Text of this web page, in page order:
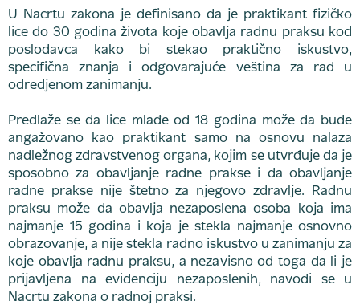
U Nacrtu zakona je definisano da je praktikant fizičko
lice do 30 godina života koje obavlja radnu praksu kod
poslodavca kako bi stekao praktično iskustvo,
specifična znanja i odgovarajuće veština za rad u
odredjenom zanimanju.
Predlaže se da lice mlađe od 18 godina može da bude
angažovano kao praktikant samo na osnovu nalaza
nadležnog zdravstvenog organa, kojim se utvrđuje da je
sposobno za obavljanje radne prakse i da obavljanje
radne prakse nije štetno za njegovo zdravlje. Radnu
praksu može da obavlja nezaposlena osoba koja ima
najmanje 15 godina i koja je stekla najmanje osnovno
obrazovanje, a nije stekla radno iskustvo u zanimanju za
koje obavlja radnu praksu, a nezavisno od toga da li je
prijavljena na evidenciju nezaposlenih, navodi se u
Nacrtu zakona o radnoj praksi.